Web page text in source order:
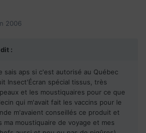
2006
:
sais aps si c'est autorisé au Québec
Insect'Écran spécial tissus, très
et les moustiquaires pour ce que
qui m'avait fait les vaccins pour le
m'avaient conseillés ce produit et
ma moustiquaire de voyage et mes